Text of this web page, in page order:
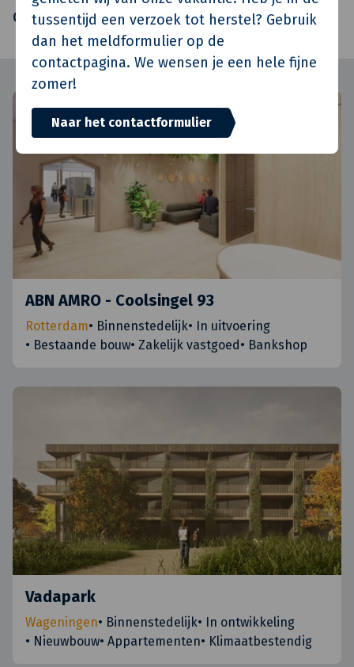
tussentijd een verzoek tot herstel? Gebruik
dan het meldformulier op de
contactpagina. We wensen je een hele fijne
zomer!
Naar het contactformulier
Oplevering
Q3 2010
ABN AMRO - Coolsingel 93
Rotterdam• Binnenstedelijk• In uitvoering
• Bestaande bouw• Zakelijk vastgoed• Bankshop
Vadapark
Wageningen• Binnenstedelijk• In ontwikkeling
• Nieuwbouw• Appartementen• Klimaatbestendig